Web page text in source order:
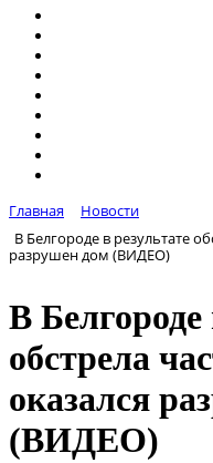
Главная
Новости
В Белгороде в результате
разрушен дом (ВИДЕО)
В Белгороде
обстрела
оказался
(ВИДЕО)